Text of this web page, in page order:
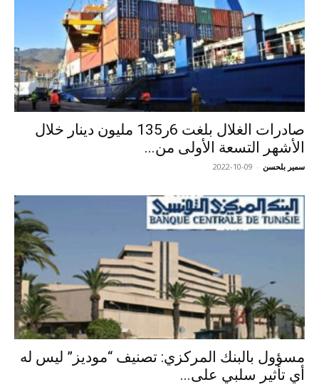
صادرات الغلال بلغت 6ر135 مليون دينار خلال
الأشهر التسعة الأولى من...
سمير بلحسن -
2022-10-09
مسؤول بالبنك المركزي: تصنيف “موديز” ليس له
أي تأثير سلبي على...